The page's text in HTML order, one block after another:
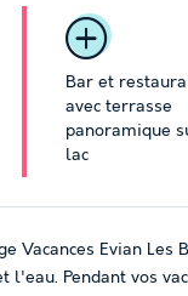
Bar et
avec terrasse
panoramique
lac
Vacances Evian
l'eau. Pendant vos